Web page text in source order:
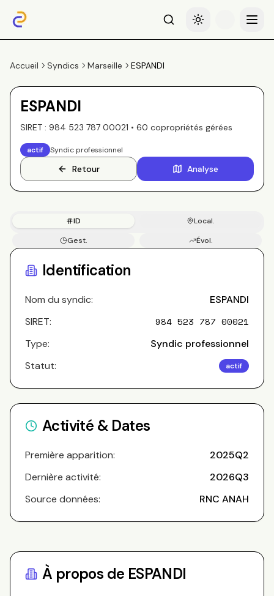
RechercheBasculer le thème
Menu
Accueil Syndics Marseille ESPANDI
ESPANDI
SIRET : 984 523 787 00021 • 60 copropriétés gérées
actif Syndic professionnel
Retour Analyse
ID
Local.
Gest.
Évol.
Identification
Nom du syndic:
ESPANDI
SIRET:
984 523 787 00021
Type:
Syndic professionnel
Statut:
actif
Activité & Dates
Première apparition:
2025Q2
Dernière activité:
2026Q3
Source données:
RNC ANAH
À propos de ESPANDI